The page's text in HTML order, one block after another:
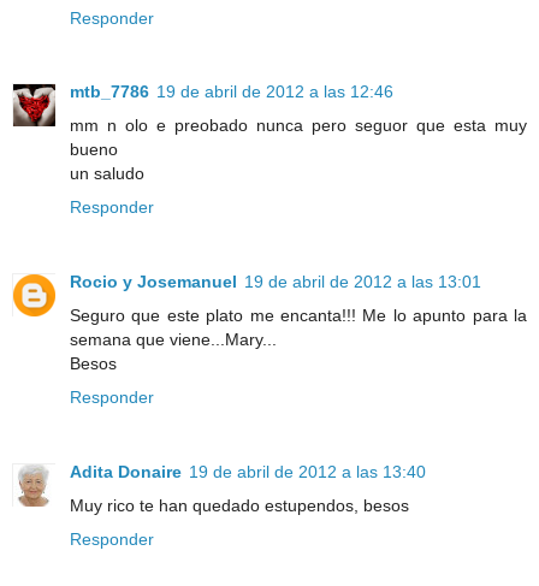
Responder
mtb_7786 19 de abril de 2012 a las 12:46
mm n olo e preobado nunca pero seguor que esta muy
bueno
un saludo
Responder
Rocio y Josemanuel 19 de abril de 2012 a las 13:01
Seguro que este plato me encanta!!! Me lo apunto para la
semana que viene...Mary...
Besos
Responder
Adita Donaire 19 de abril de 2012 a las 13:40
Muy rico te han quedado estupendos, besos
Responder